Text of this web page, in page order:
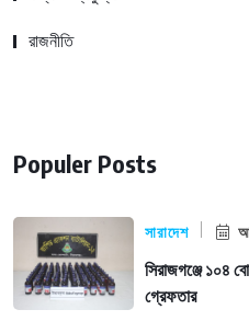
রাজনীতি
Populer Posts
সারাদেশ
সিরাজগঞ্জে ১০৪
গ্রেফতার